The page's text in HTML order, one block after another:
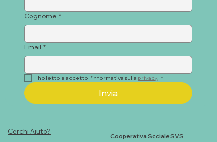
PROGETTO RI-NASCITA CON LE
Cerchi Aiuto?
Cooperativa Sociale SVS
Cognome *
Email *
ho letto e accetto l'informativa sulla privacy. *
Invia